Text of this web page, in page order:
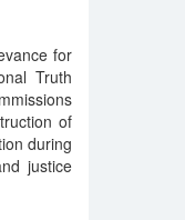
for
Truth
of
during
justice